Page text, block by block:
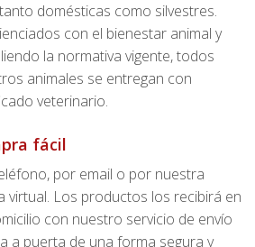
domésticas como silvestres.
con el bienestar animal y
la normativa vigente, todos
animales se entregan con
veterinario.
fácil
por email o por nuestra
virtual. Los productos los recibirá en
con nuestro servicio de envío
a puerta de una forma segura y